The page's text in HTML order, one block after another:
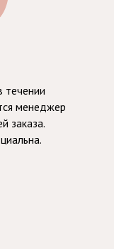
течении
менеджер
заказа.